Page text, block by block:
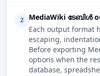
2
MediaWiki ടേബിൾ
Each output format
escaping,
Before exporting
options when the
database,